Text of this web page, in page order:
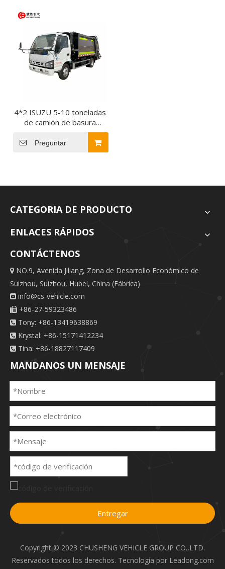
4*2 ISUZU 5-10 toneladas
de camión de basura
compactador o limpieza de
la ciudad de transporte
Preguntar
CATEGORIA DE PRODUCTO
ENLACES RÁPIDOS
CONTÁCTENOS
 NO.9, Avenida Jiliang, Zona de Desarrollo Económico de
Suizhou, Suizhou, Hubei, China (Fábrica)
 info@cs-vehicle.com
 +86-27-59323486
 Tony: +86-13419638869
 Krystal: +86-15171412234
 Tina: +86-18827117409
MANDANOS UN MENSAJE
Entregar
Copyright © 2023 CHUSHENG VEHICLE GROUP CO.,LTD.
Reservados todos los derechos. Tecnología por Leadong.com